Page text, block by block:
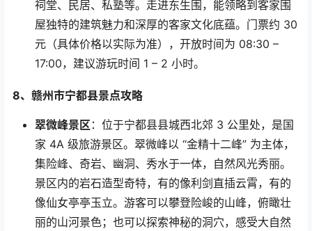
祠堂、民居、私塾等。走进东生围，能领略到客家围
屋独特的建筑魅力和深厚的客家文化底蕴。门票约 30
元（具体价格以实际为准），开放时间为 08:30 –
17:00，建议游玩时间 1 – 2 小时。
8、赣州市宁都县景点攻略
翠微峰景区 ：位于宁都县县城西北郊 3 公里处，是国
家 4A 级旅游景区。翠微峰以 “金精十二峰” 为主体，
集险峰、奇岩、幽洞、秀水于一体，自然风光秀丽。
景区内的岩石造型奇特，有的像利剑直插云霄，有的
像仙女亭亭玉立。游客可以攀登险峻的山峰，俯瞰壮
丽的山河景色；也可以探索神秘的洞穴，感受大自然